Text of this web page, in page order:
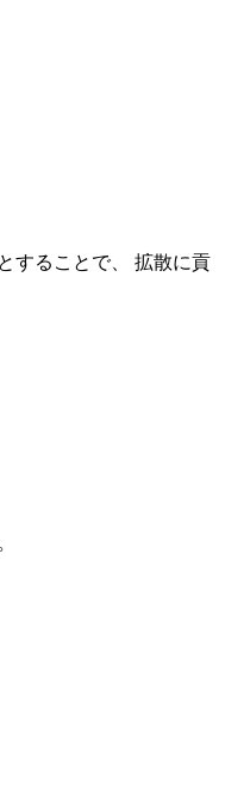
することで、 拡散に貢